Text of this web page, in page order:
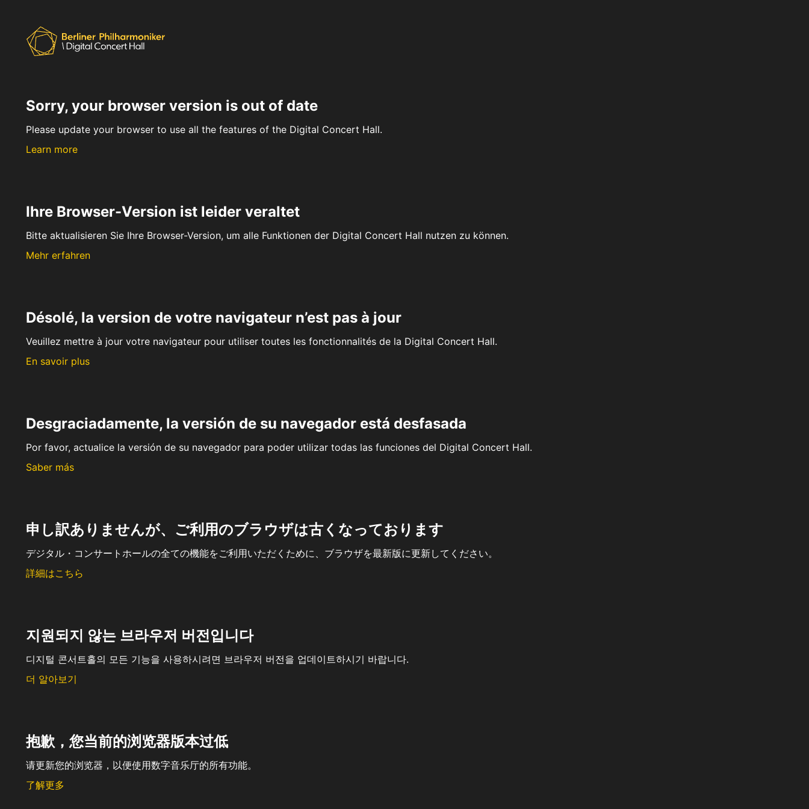
Sorry, your browser version is out of date
Please update your browser to use all the features of the Digital Concert Hall.
Learn more
Ihre Browser-Version ist leider veraltet
Bitte aktualisieren Sie Ihre Browser-Version, um alle Funktionen der Digital Concert Hall nutzen zu können.
Mehr erfahren
Désolé, la version de votre navigateur n’est pas à jour
Veuillez mettre à jour votre navigateur pour utiliser toutes les fonctionnalités de la Digital Concert Hall.
En savoir plus
Desgraciadamente, la versión de su navegador está desfasada
Por favor, actualice la versión de su navegador para poder utilizar todas las funciones del Digital Concert Hall.
Saber más
申し訳ありませんが、ご利用のブラウザは古くなっております
デジタル・コンサートホールの全ての機能をご利用いただくために、ブラウザを最新版に更新してください。
詳細はこちら
지원되지 않는 브라우저 버전입니다
디지털 콘서트홀의 모든 기능을 사용하시려면 브라우저 버전을 업데이트하시기 바랍니다.
더 알아보기
抱歉，您当前的浏览器版本过低
请更新您的浏览器，以便使用数字音乐厅的所有功能。
了解更多